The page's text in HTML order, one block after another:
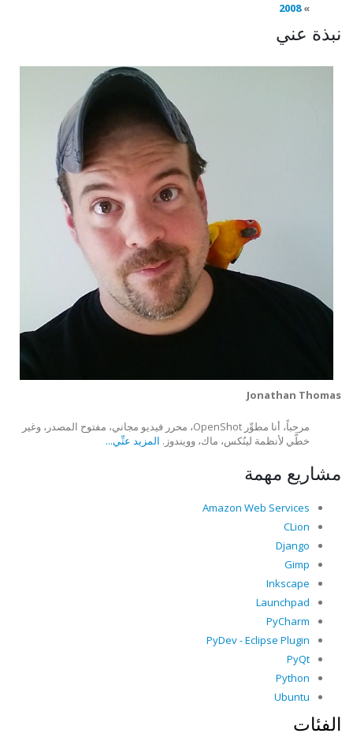
2008
نبذة عني
Jonathan Thomas
مرحباً، أنا مطوِّر OpenShot، محرر فيديو مجاني، مفتوح المصدر، وغير
خطَّي لأنظمة لينُكس، ماك، وويندوز. المزيد عنِّي...
مشاريع مهمة
Amazon Web Services
CLion
Django
Gimp
Inkscape
Launchpad
PyCharm
PyDev - Eclipse Plugin
PyQt
Python
Ubuntu
الفئات